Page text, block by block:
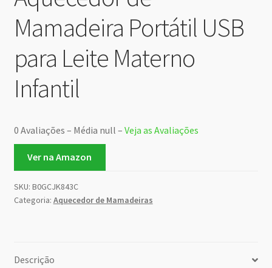
Mamadeira Portátil USB
para Leite Materno
Infantil
0 Avaliações – Média null – Veja as Avaliações
Ver na Amazon
SKU: B0GCJK843C
Categoria: Aquecedor de Mamadeiras
Descrição